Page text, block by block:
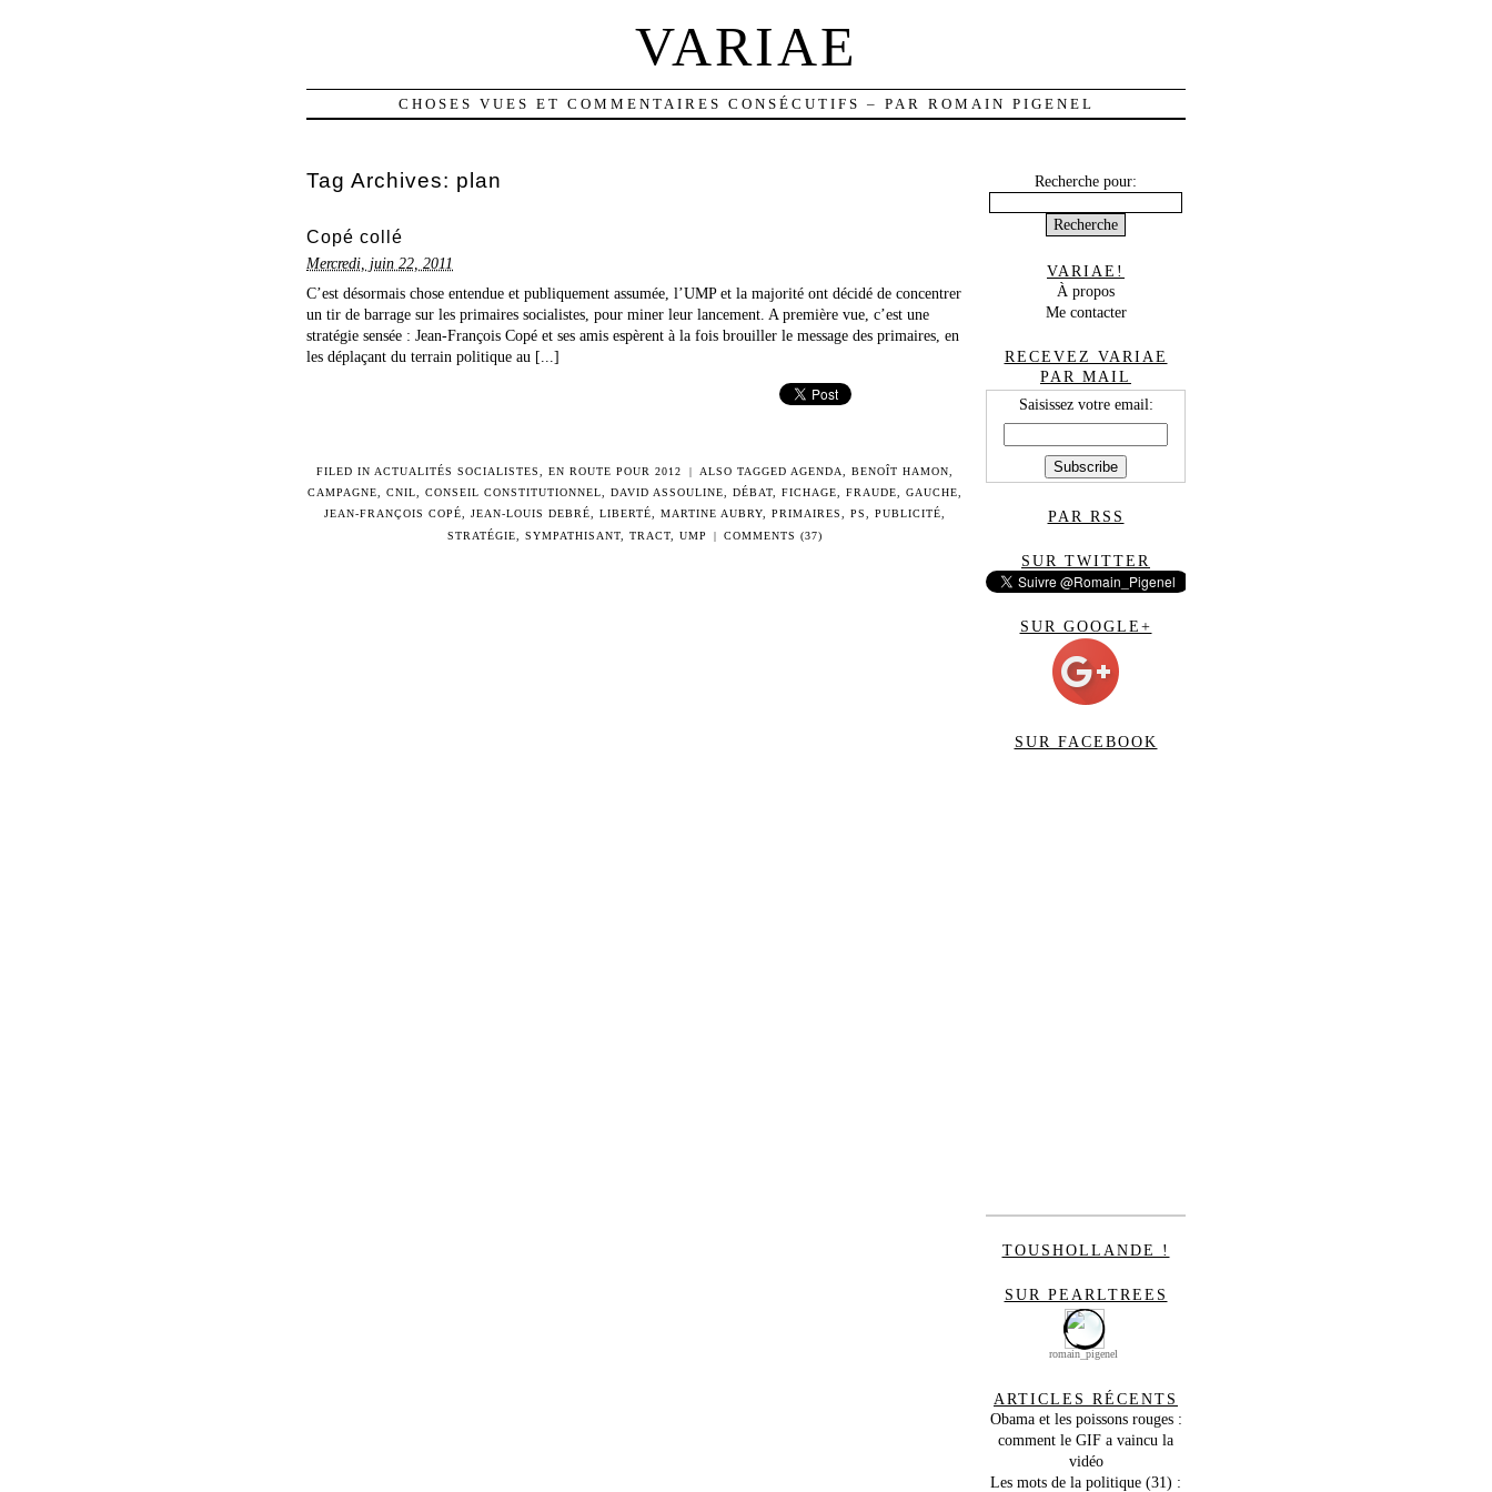
VARIAE
CHOSES VUES ET COMMENTAIRES CONSÉCUTIFS – PAR ROMAIN PIGENEL
Tag Archives: plan
Copé collé
Mercredi, juin 22, 2011
C’est désormais chose entendue et publiquement assumée, l’UMP et la majorité ont décidé de concentrer
un tir de barrage sur les primaires socialistes, pour miner leur lancement. A première vue, c’est une
stratégie sensée : Jean-François Copé et ses amis espèrent à la fois brouiller le message des primaires, en
les déplaçant du terrain politique au [...]
FILED IN ACTUALITÉS SOCIALISTES ,EN ROUTE POUR 2012 | ALSO TAGGED AGENDA BENOÎT HAMON
CAMPAGNE
CNIL CONSEIL CONSTITUTIONNEL DAVID ASSOULINE DÉBAT FICHAGE FRAUDE GAUCHE
JEAN-FRANÇOIS COPÉ
JEAN-LOUIS DEBRÉ LIBERTÉ MARTINE AUBRY PRIMAIRES PS PUBLICITÉ
STRATÉGIE
SYMPATHISANT, TRACT, UMP | COMMENTS (37)
Recherche pour:
VARIAE!
À propos
Me contacter
RECEVEZ VARIAE
PAR MAIL
Saisissez votre email:
PAR RSS
SUR TWITTER
SUR GOOGLE+
SUR FACEBOOK
TOUSHOLLANDE !
SUR PEARLTREES
romain_pigenel
ARTICLES RÉCENTS
Obama et les poissons rouges :
comment le GIF a vaincu la
vidéo
Les mots de la politique (31) :